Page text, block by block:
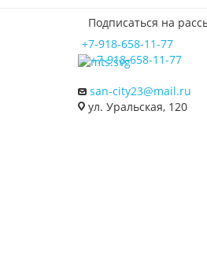
Подписаться на
+7-918-658-11-77
+7-918-658-11-77
san-city23@mail.ru
ул. Уральская, 120